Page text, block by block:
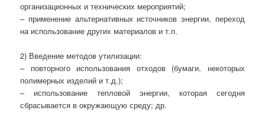
организационных и технических мероприятий;
– применение альтернативных источников энергии, переход
на использование других материалов и т.п.
2) Введение методов утилизации:
– повторного использования отходов (бумаги, некоторых
полимерных изделий и т.д.);
– использование тепловой энергии, которая сегодня
сбрасывается в окружающую среду; др.